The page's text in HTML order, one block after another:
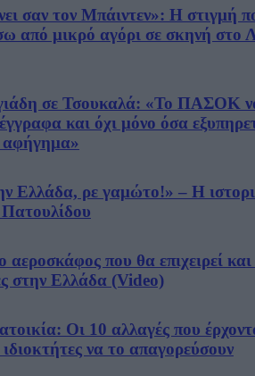
σαν τον Μπάιντεν»: Η στιγμή
από μικρό αγόρι σε σκηνή στο
σε Τσουκαλά: «Το ΠΑΣΟΚ
και όχι μόνο όσα
αφήγημα»
Ελλάδα, ρε γαμώτο!» – Η
που θα επιχειρεί
στην Ελλάδα (Video)
Οι 10 αλλαγές που
να το απαγορεύσουν